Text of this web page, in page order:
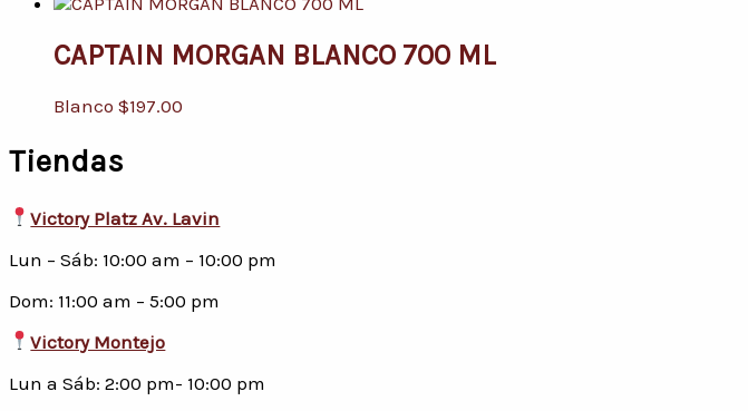
CAPTAIN MORGAN BLANCO 700 ML
Blanco $197.00
Tiendas
Victory Platz Av. Lavin
Lun – Sáb: 10:00 am – 10:00 pm
Dom: 11:00 am – 5:00 pm
Victory Montejo
Lun a Sáb: 2:00 pm- 10:00 pm